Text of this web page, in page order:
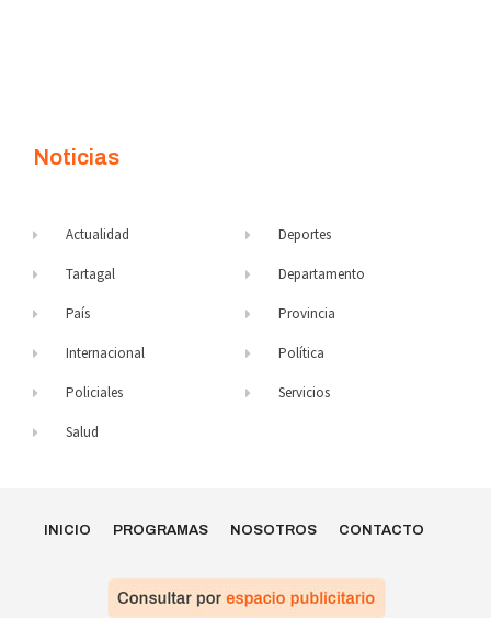
Noticias
Actualidad
Tartagal
País
Internacional
Policiales
Salud
Deportes
Departamento
Provincia
Política
Servicios
INICIO PROGRAMAS NOSOTROS CONTACTO